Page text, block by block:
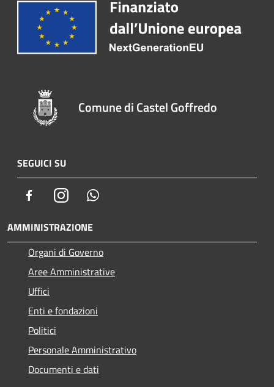
Comune di Castel Goffredo
SEGUICI SU
FacebookInstagram
AMMINISTRAZIONE
Organi di Governo
Aree Amministrative
Uffici
Enti e fondazioni
Politici
Personale Amministrativo
Documenti e dati